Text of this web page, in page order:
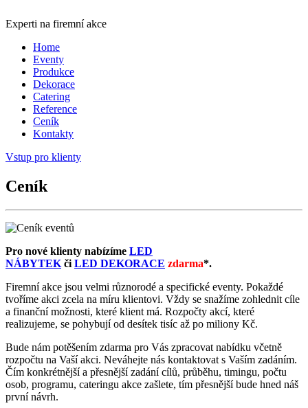
Experti na firemní akce
Home
Eventy
Produkce
Dekorace
Catering
Reference
Ceník
Kontakty
Vstup pro klienty
Ceník
Pro nové klienty nabízíme LED
NÁBYTEK či LED DEKORACE zdarma*.
Firemní akce jsou velmi různorodé a specifické eventy. Pokaždé
tvoříme akci zcela na míru klientovi. Vždy se snažíme zohlednit cíle
a finanční možnosti, které klient má. Rozpočty akcí, které
realizujeme, se pohybují od desítek tisíc až po miliony Kč.
Bude nám potěšením zdarma pro Vás zpracovat nabídku včetně
rozpočtu na Vaší akci. Neváhejte nás kontaktovat s Vaším zadáním.
Čím konkrétnější a přesnější zadání cílů, průběhu, timingu, počtu
osob, programu, cateringu akce zašlete, tím přesnější bude hned náš
první návrh.